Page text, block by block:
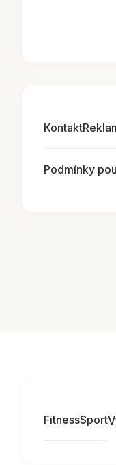
Kontakt
Podmínky
FitnessSport